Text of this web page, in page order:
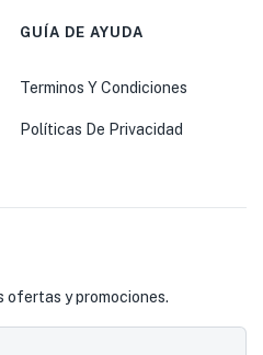
GUÍA DE AYUDA
Terminos Y Condiciones
Políticas De Privacidad
ofertas y promociones.